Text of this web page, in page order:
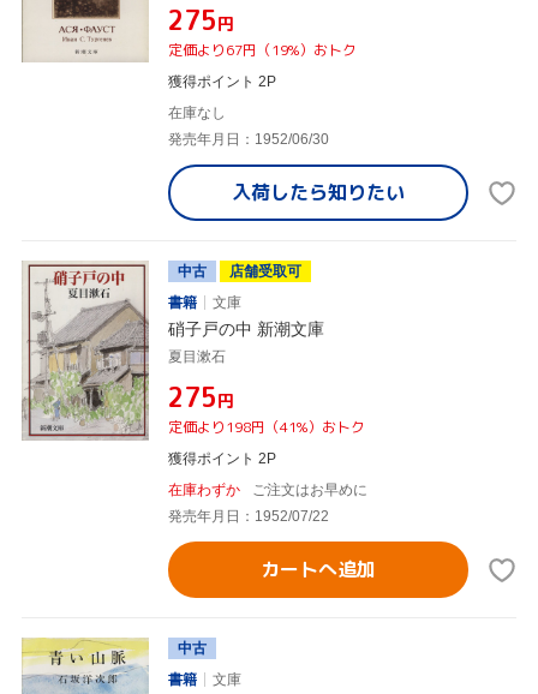
¥275円
定価より67円（19%）おトク
獲得ポイント 2P
在庫なし
発売年月日：1952/06/30
入荷したら知りたい
中古
店舗受取可
書籍
文庫
硝子戸の中 新潮文庫
夏目漱石
¥275円
定価より198円（41%）おトク
獲得ポイント 2P
在庫わずか
ご注文はお早めに
発売年月日：1952/07/22
カートへ追加
中古
書籍
文庫